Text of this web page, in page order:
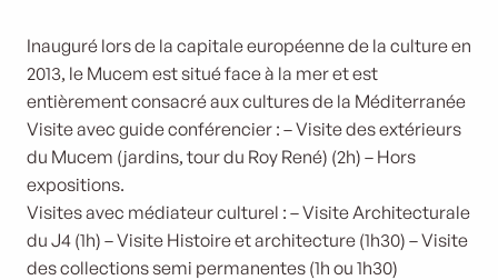
Inauguré lors de la capitale européenne de la culture en
2013, le Mucem est situé face à la mer et est
entièrement consacré aux cultures de la Méditerranée
Visite avec guide conférencier : – Visite des extérieurs
du Mucem (jardins, tour du Roy René) (2h) – Hors
expositions.
Visites avec médiateur culturel : – Visite Architecturale
du J4 (1h) – Visite Histoire et architecture (1h30) – Visite
des collections semi permanentes (1h ou 1h30)